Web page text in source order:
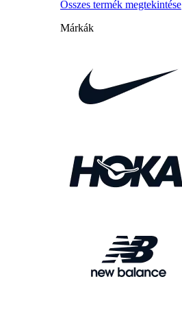
Összes termék megtekintése
Márkák